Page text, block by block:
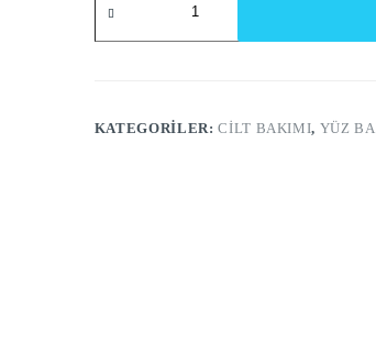
KATEGORILER:CILT BAKIMI, YÜZ